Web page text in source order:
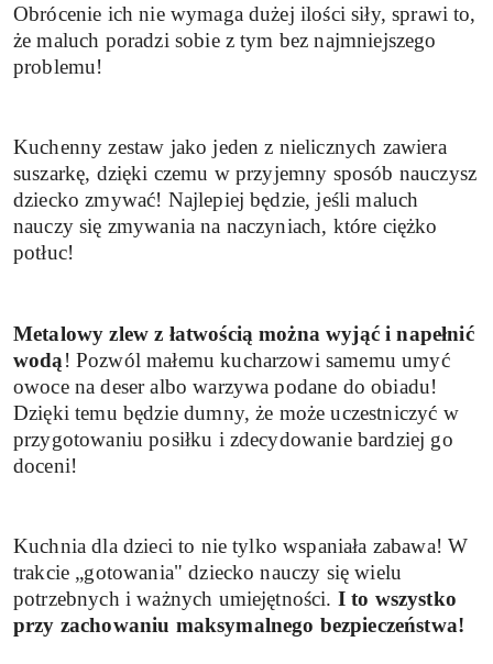
Obrócenie ich nie wymaga dużej ilości siły, sprawi to,
że maluch poradzi sobie z tym bez najmniejszego
problemu!
Kuchenny zestaw jako jeden z nielicznych zawiera
suszarkę, dzięki czemu w przyjemny sposób nauczysz
dziecko zmywać! Najlepiej będzie, jeśli maluch
nauczy się zmywania na naczyniach, które ciężko
potłuc!
Metalowy zlew z łatwością można wyjąć i napełnić
wodą! Pozwól małemu kucharzowi samemu umyć
owoce na deser albo warzywa podane do obiadu!
Dzięki temu będzie dumny, że może uczestniczyć w
przygotowaniu posiłku i zdecydowanie bardziej go
doceni!
Kuchnia dla dzieci to nie tylko wspaniała zabawa! W
trakcie „gotowania" dziecko nauczy się wielu
potrzebnych i ważnych umiejętności. I to wszystko
przy zachowaniu maksymalnego bezpieczeństwa!